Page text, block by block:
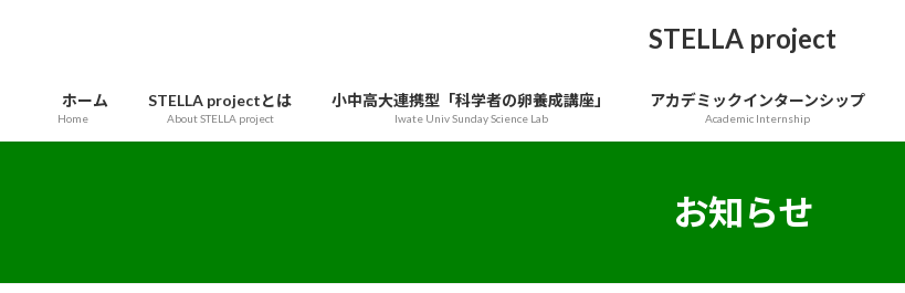
へ
ョ
STELLA project
ホーム
Home
STELLA projectとは
About STELLA project
小中高大連携型「科学者の卵養成講座」
Iwate Univ Sunday Science Lab
アカデミックインターンシップ
Academic Internship
お知らせ